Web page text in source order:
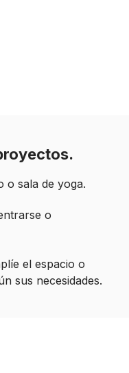
o sala de yoga.
o
el espacio o
sus necesidades.